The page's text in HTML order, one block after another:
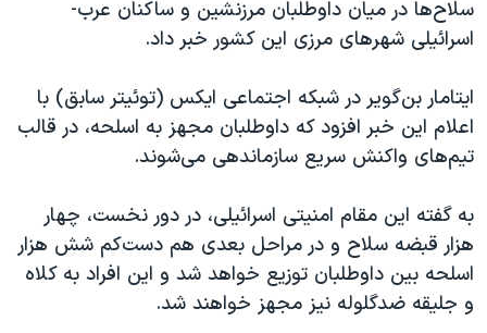
آرشیو پخش زنده
مجموعه مستندهای دادخواهی
دادگاه حمید نوری
چهل سال گروگان‌گیری
اعتراضات مردمی آبان ۹۸
اسرائیل در جنگ
نرگس محمدی برنده جایزه نوبل صلح
سلاح‌ها در میان داوطلبان مرزنشین و ساکنان عرب-
اسرائیلی شهرهای مرزی این کشور خبر داد.
ایتامار بن‌گویر در شبکه اجتماعی ایکس (توئیتر سابق) با
اعلام این خبر افزود که داوطلبان مجهز به اسلحه، در قالب
تیم‌های واکنش سریع سازماندهی می‌شوند.
به گفته این مقام امنیتی اسرائیلی، در دور نخست، چهار
هزار قبضه سلاح و در مراحل بعدی هم دست‌کم شش هزار
اسلحه بین داوطلبان توزیع خواهد شد و این افراد به کلاه‌
و جلیقه ضدگلوله نیز مجهز خواهند شد.